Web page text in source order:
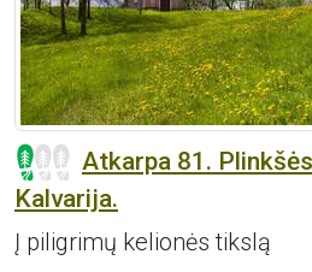
Atkarpa 81.
Kalvarija.
Į piligrimų kelionės tikslą